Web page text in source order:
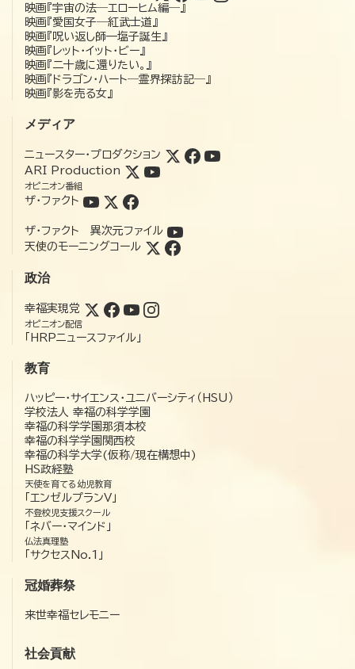
映画『宇宙の法―エローヒム編―』
映画『愛国女子―紅武士道』
映画『呪い返し師—塩子誕生』
映画『レット・イット・ビー』
映画『二十歳に還りたい。』
映画『ドラゴン・ハート―霊界探訪記―』
映画『影を売る女』
メディア
ニュースター・プロダクション
ARI Production
オピニオン番組
ザ・ファクト
ザ・ファクト 異次元ファイル
天使のモーニングコール
政治
幸福実現党
オピニオン配信
「HRPニュースファイル」
教育
ハッピー・サイエンス・ユニバーシティ（HSU）
学校法人 幸福の科学学園
幸福の科学学園那須本校
幸福の科学学園関西校
幸福の科学大学(仮称/現在構想中)
HS政経塾
天使を育てる幼児教育
「エンゼルプランV」
不登校児支援スクール
「ネバー・マインド」
仏法真理塾
「サクセスNo.1」
冠婚葬祭
来世幸福セレモニー
社会貢献